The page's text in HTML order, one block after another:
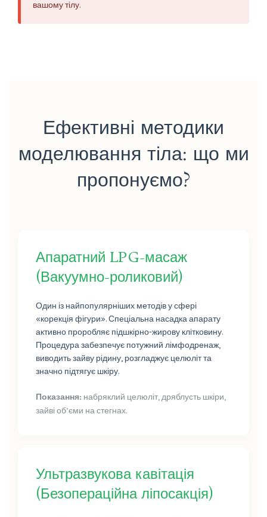
вашому тілу.
Ефективні методики
моделювання тіла: що ми
пропонуємо?
Апаратний LPG-масаж
(Вакуумно-роликовий)
Один із найпопулярніших методів у сфері
«корекція фігури». Спеціальна насадка апарату
активно проробляє підшкірно-жирову клітковину.
Процедура забезпечує потужний лімфодренаж,
виводить зайву рідину, розгладжує целюліт та
значно підтягує шкіру.
Показання: набряклий целюліт, дряблусть шкіри,
зайві об’єми на стегнах.
Ультразвукова кавітація
(Безопераційна ліпосакція)